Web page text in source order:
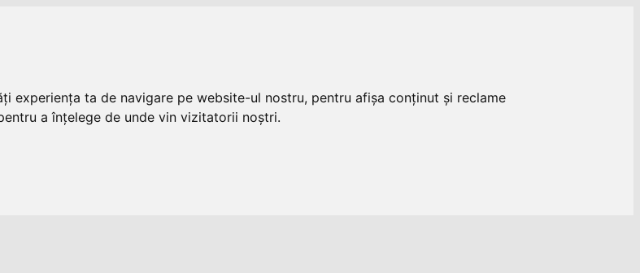
experiența ta de navigare pe website-ul nostru, pentru afișa conținut și reclame
a înțelege de unde vin vizitatorii noștri.